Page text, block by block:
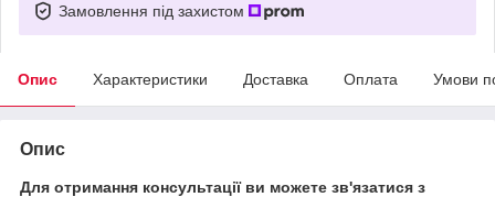
Замовлення під захистом
Опис Характеристики Доставка Оплата Умови
Опис
Для отримання консультації ви можете зв'язатися з